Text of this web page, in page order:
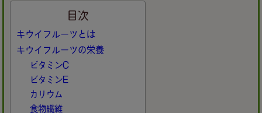
目次
キウイフルーツとは
キウイフルーツの栄養
ビタミンC
ビタミンE
カリウム
食物繊維